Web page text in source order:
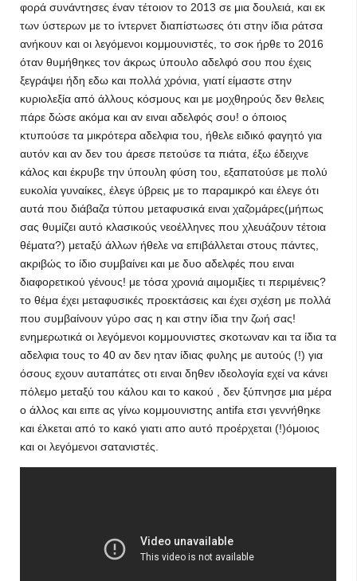
φορά συνάντησες έναν τέτοιον το 2013 σε μια δουλειά, και εκ
των ύστερων με το ίντερνετ διαπίστωσες ότι στην ίδια ράτσα
ανήκουν και οι λεγόμενοι κομμουνιστές, το σοκ ήρθε το 2016
όταν θυμήθηκες τον άκρως ύπουλο αδελφό σου που έχεις
ξεγράψει ήδη εδω και πολλά χρόνια, γιατί είμαστε στην
κυριολεξία από άλλους κόσμους και με μοχθηρούς δεν θελεις
πάρε δώσε ακόμα και αν ειναι αδελφός σου! ο όποιος
κτυπούσε τα μικρότερα αδελφια του, ήθελε ειδικό φαγητό για
αυτόν και αν δεν του άρεσε πετούσε τα πιάτα, έξω έδειχνε
κάλος και έκρυβε την ύπουλη φύση του, εξαπατούσε με πολύ
ευκολία γυναίκες, έλεγε ύβρεις με το παραμικρό και έλεγε ότι
αυτά που διάβαζα τύπου μεταφυσικά ειναι χαζομάρες(μήπως
σας θυμίζει αυτό κλασικούς νεοέλληνες που χλευάζουν τέτοια
θέματα?) μεταξύ άλλων ήθελε να επιβάλλεται στους πάντες,
ακριβώς το ίδιο συμβαίνει και με δυο αδελφές που ειναι
διαφορετικού γένους! με τόσα χρονιά αιμομιξίες τι περιμένεις?
το θέμα έχει μεταφυσικές προεκτάσεις και έχει σχέση με πολλά
που συμβαίνουν γύρο σας η και στην ίδια την ζωή σας!
ενημερωτικά οι λεγόμενοι κομμουνιστες σκοτωναν και τα ίδια τα
αδελφια τους το 40 αν δεν ηταν ίδιας φυλης με αυτούς (!) για
όσους εχουν αυταπάτες οτι ειναι δηθεν ιδεολογία εχεί να κάνει
πόλεμο μεταξύ του κάλου και το κακού , δεν ξύπνησε μια μέρα
ο άλλος και ειπε ας γίνω κομμουνιστης antifa ετσι γεννήθηκε
και έλκεται από το κακό γιατι απο αυτό προέρχεται (!)όμοιος
και οι λεγόμενοι σατανιστές.